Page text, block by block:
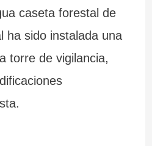
caseta forestal de
ha sido instalada una
torre de vigilancia,